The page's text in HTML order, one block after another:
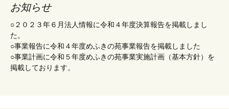
お知らせ
○２０２３年６月法人情報に令和４年度決算報告を掲載しまし
た。
○事業報告に令和４年度めふきの苑事業報告を掲載しました
○事業計画に令和５年度めふきの苑事業実施計画（基本方針）を
掲載しております。